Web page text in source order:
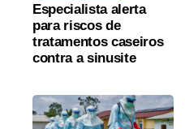
Especialista alerta
para riscos de
tratamentos caseiros
contra a sinusite